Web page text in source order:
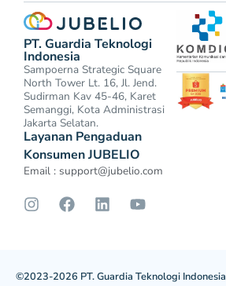
PT. Guardia Teknologi
Indonesia
Sampoerna Strategic Square
North Tower Lt. 16, Jl. Jend.
Sudirman Kav 45-46, Karet
Semanggi, Kota Administrasi
Jakarta Selatan.
Layanan Pengaduan
Konsumen JUBELIO
Email : support@jubelio.com
©2023-2026 PT. Guardia Teknologi Indonesia